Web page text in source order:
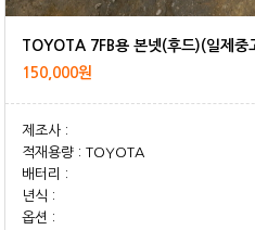
TOYOTA 7FB용 본넷(후드)(일제중
150,000원
제조사 :
적재용량 : TOYOTA
배터리 :
년식 :
옵션 :